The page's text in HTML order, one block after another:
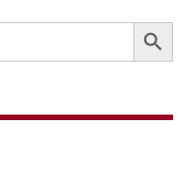
SEARCH